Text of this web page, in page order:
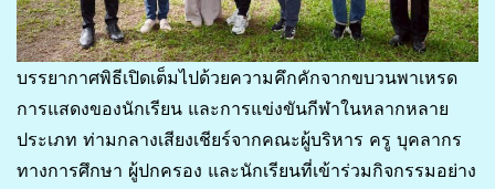
บรรยากาศพิธีเปิดเต็มไปด้วยความคึกคักจากขบวนพาเหรด
การแสดงของนักเรียน และการแข่งขันกีฬาในหลากหลาย
ประเภท ท่ามกลางเสียงเชียร์จากคณะผู้บริหาร ครู บุคลากร
ทางการศึกษา ผู้ปกครอง และนักเรียนที่เข้าร่วมกิจกรรมอย่าง